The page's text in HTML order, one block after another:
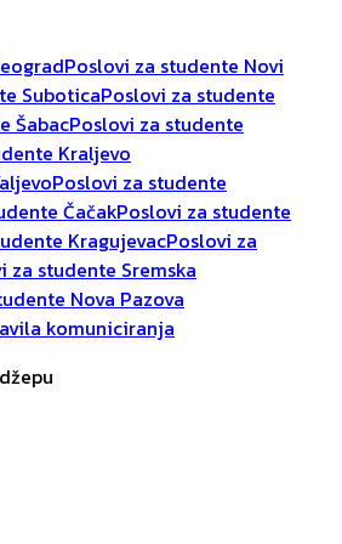
Poslovi za studente Novi
SuboticaPoslovi za studente
ŠabacPoslovi za studente
Kraljevo
Poslovi za studente
ČačakPoslovi za studente
KragujevacPoslovi za
za studente Sremska
Nova Pazova
komuniciranja